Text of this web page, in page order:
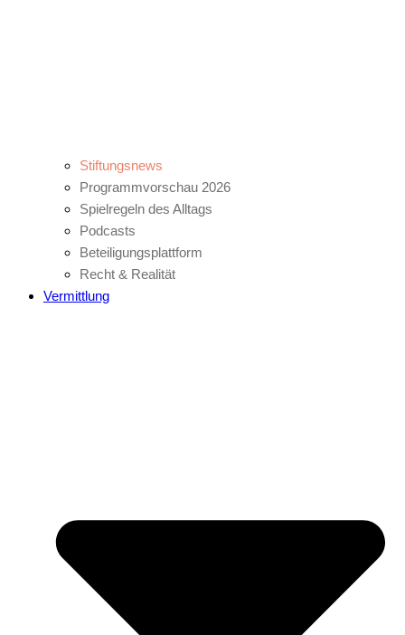
Stiftungsnews
Programmvorschau 2026
Spielregeln des Alltags
Podcasts
Beteiligungsplattform
Recht & Realität
Vermittlung